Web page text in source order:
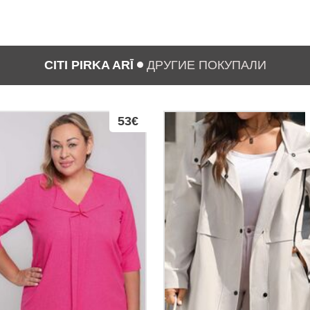
CITI PIRKA ARĪ ДРУГИЕ ПОКУПАЛИ
53€